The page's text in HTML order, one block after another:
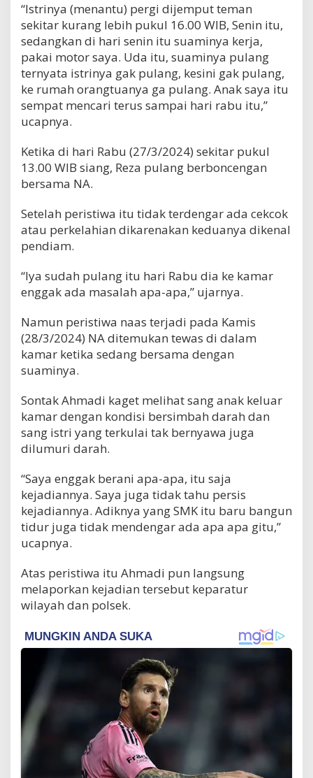
“Istrinya (menantu) pergi dijemput teman
sekitar kurang lebih pukul 16.00 WIB, Senin itu,
sedangkan di hari senin itu suaminya kerja,
pakai motor saya. Uda itu, suaminya pulang
ternyata istrinya gak pulang, kesini gak pulang,
ke rumah orangtuanya ga pulang. Anak saya itu
sempat mencari terus sampai hari rabu itu,”
ucapnya.
Ketika di hari Rabu (27/3/2024) sekitar pukul
13.00 WIB siang, Reza pulang berboncengan
bersama NA.
Setelah peristiwa itu tidak terdengar ada cekcok
atau perkelahian dikarenakan keduanya dikenal
pendiam.
“Iya sudah pulang itu hari Rabu dia ke kamar
enggak ada masalah apa-apa,” ujarnya.
Namun peristiwa naas terjadi pada Kamis
(28/3/2024) NA ditemukan tewas di dalam
kamar ketika sedang bersama dengan
suaminya.
Sontak Ahmadi kaget melihat sang anak keluar
kamar dengan kondisi bersimbah darah dan
sang istri yang terkulai tak bernyawa juga
dilumuri darah.
“Saya enggak berani apa-apa, itu saja
kejadiannya. Saya juga tidak tahu persis
kejadiannya. Adiknya yang SMK itu baru bangun
tidur juga tidak mendengar ada apa apa gitu,”
ucapnya.
Atas peristiwa itu Ahmadi pun langsung
melaporkan kejadian tersebut keparatur
wilayah dan polsek.